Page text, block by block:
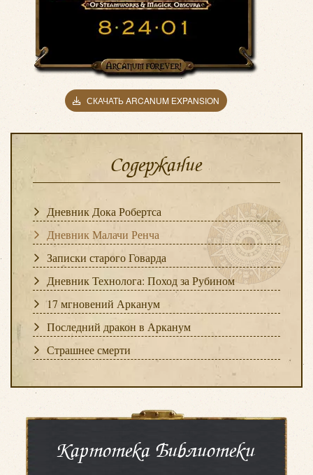
СКАЧАТЬ ARCANUM EXPANSION
Содержание
Дневник Дока Робертса
Дневник Малачи Ренча
Записки старого Говарда
Дневник Технолога: Поход за Рубином
17 мгновений Арканум
Последний дракон в Арканум
Страшнее смерти
Картотека Библиотеки